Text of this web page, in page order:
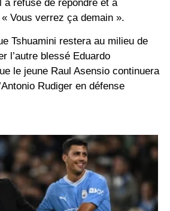
a refusé de répondre et a
Vous verrez ça demain ».
Tshuamini restera au milieu de
l’autre blessé Eduardo
le jeune Raul Asensio continuera
Rudiger en défense